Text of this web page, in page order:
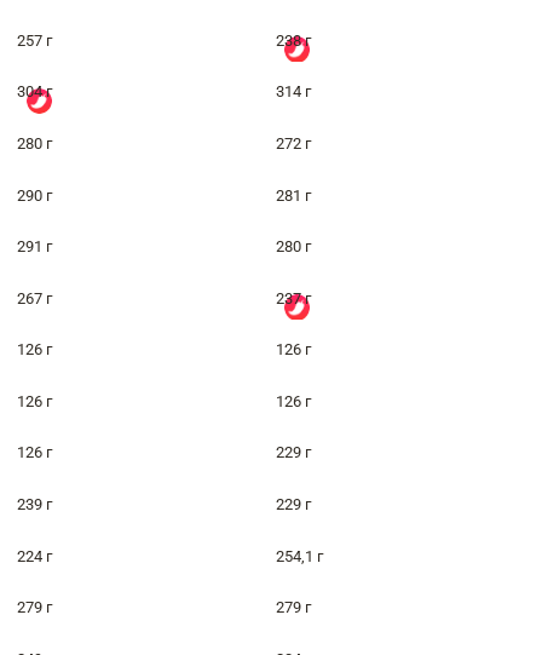
257 г 238 г
304 г 314 г
280 г 272 г
290 г 281 г
291 г 280 г
267 г 237 г
126 г 126 г
126 г 126 г
126 г 229 г
239 г 229 г
224 г 254,1 г
279 г 279 г